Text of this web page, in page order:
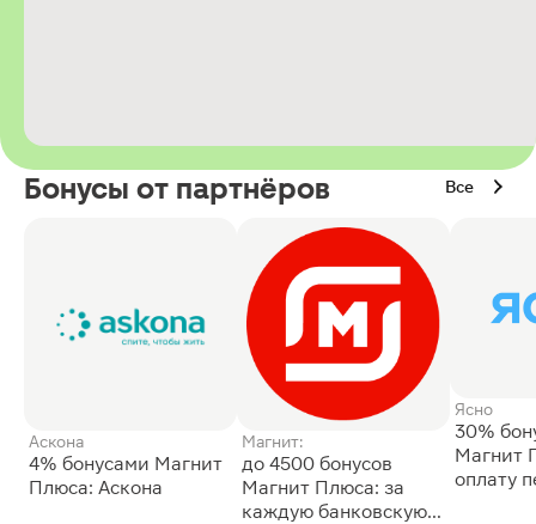
Бонусы от партнёров Все
Аскона
4% бонусами Магнит
Плюса: Аскона
Магнит:
до 4500 бонусов
Магнит Плюса: за
каждую банковскую
Ясно
30%
Магнит
оплату